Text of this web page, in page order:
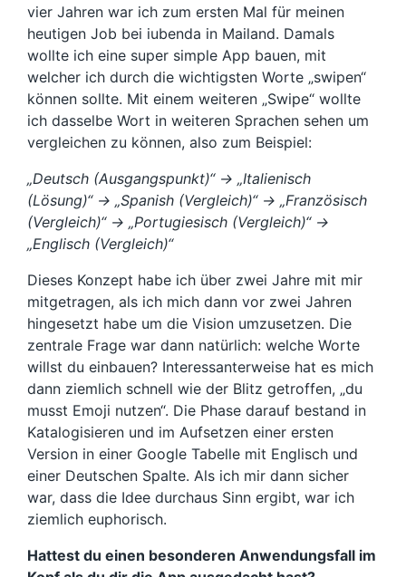
vier Jahren war ich zum ersten Mal für meinen
heutigen Job bei iubenda in Mailand. Damals
wollte ich eine super simple App bauen, mit
welcher ich durch die wichtigsten Worte „swipen“
können sollte. Mit einem weiteren „Swipe“ wollte
ich dasselbe Wort in weiteren Sprachen sehen um
vergleichen zu können, also zum Beispiel:
„Deutsch (Ausgangspunkt)“ -> „Italienisch
(Lösung)“ -> „Spanish (Vergleich)“ -> „Französisch
(Vergleich)“ -> „Portugiesisch (Vergleich)“ ->
„Englisch (Vergleich)“
Dieses Konzept habe ich über zwei Jahre mit mir
mitgetragen, als ich mich dann vor zwei Jahren
hingesetzt habe um die Vision umzusetzen. Die
zentrale Frage war dann natürlich: welche Worte
willst du einbauen? Interessanterweise hat es mich
dann ziemlich schnell wie der Blitz getroffen, „du
musst Emoji nutzen“. Die Phase darauf bestand in
Katalogisieren und im Aufsetzen einer ersten
Version in einer Google Tabelle mit Englisch und
einer Deutschen Spalte. Als ich mir dann sicher
war, dass die Idee durchaus Sinn ergibt, war ich
ziemlich euphorisch.
Hattest du einen besonderen Anwendungsfall im